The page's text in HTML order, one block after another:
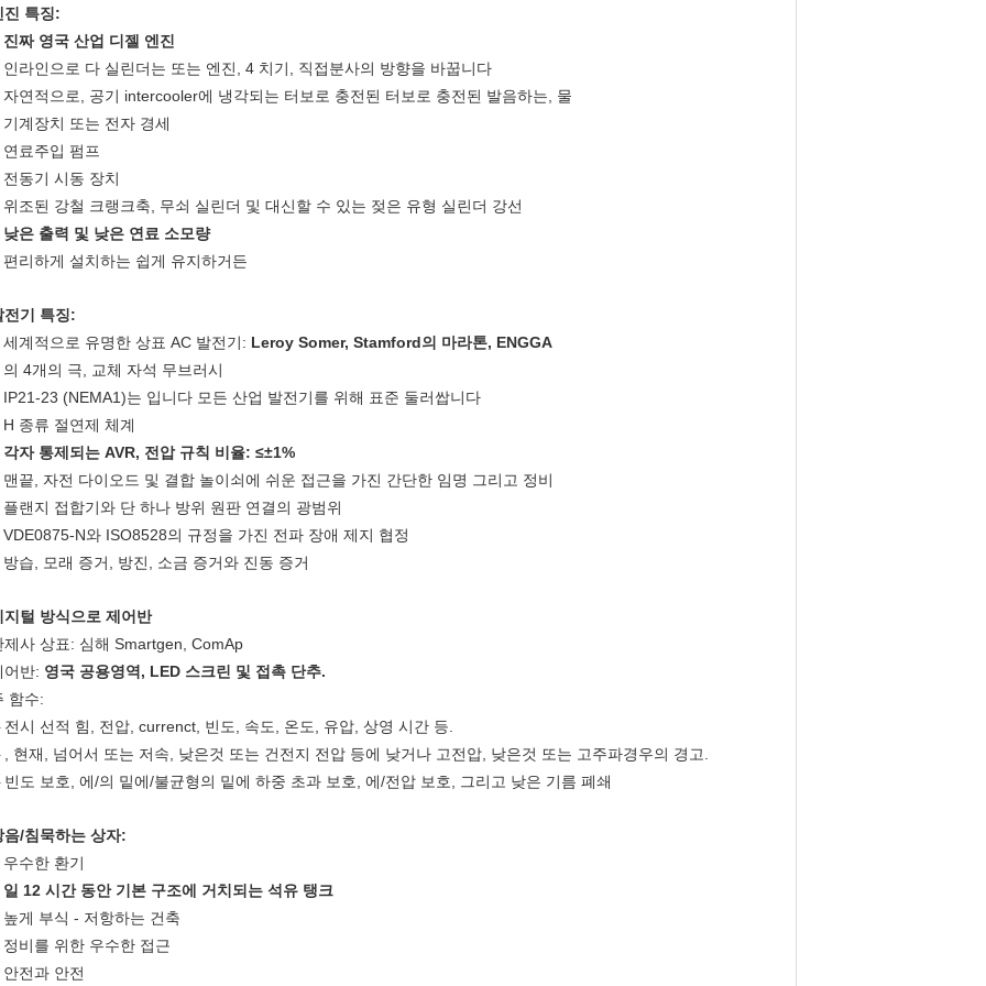
진 특징:
진짜 영국 산업 디젤 엔진
인라인으로 다 실린더는 또는 엔진, 4 치기, 직접분사의 방향을 바꿉니다
자연적으로, 공기 intercooler에 냉각되는 터보로 충전된 터보로 충전된 발음하는, 물
기계장치 또는 전자 경세
연료주입 펌프
전동기 시동 장치
위조된 강철 크랭크축, 무쇠 실린더 및 대신할 수 있는 젖은 유형 실린더 강선
낮은 출력 및 낮은 연료 소모량
편리하게 설치하는 쉽게 유지하거든
전기 특징:
세계적으로 유명한 상표 AC 발전기: Leroy Somer, Stamford의 마라톤, ENGGA
의 4개의 극, 교체 자석 무브러시
IP21-23 (NEMA1)는 입니다 모든 산업 발전기를 위해 표준 둘러쌉니다
H 종류 절연제 체계
각자 통제되는 AVR, 전압 규칙 비율: ≤±1%
맨끝, 자전 다이오드 및 결합 놀이쇠에 쉬운 접근을 가진 간단한 임명 그리고 정비
플랜지 접합기와 단 하나 방위 원판 연결의 광범위
VDE0875-N와 ISO8528의 규정을 가진 전파 장애 제지 협정
방습, 모래 증거, 방진, 소금 증거와 진동 증거
지털 방식으로 제어반
제사 상표: 심해 Smartgen, ComAp
어반: 영국 공용영역, LED 스크린 및 접촉 단추.
함수:
전시 선적 힘, 전압, currenct, 빈도, 속도, 온도, 유압, 상영 시간 등.
, 현재, 넘어서 또는 저속, 낮은것 또는 건전지 전압 등에 낮거나 고전압, 낮은것 또는 고주파경우의 경고.
빈도 보호, 에/의 밑에/불균형의 밑에 하중 초과 보호, 에/전압 보호, 그리고 낮은 기름 폐쇄
음/침묵하는 상자:
우수한 환기
일 12 시간 동안 기본 구조에 거치되는 석유 탱크
높게 부식 - 저항하는 건축
정비를 위한 우수한 접근
안전과 안전